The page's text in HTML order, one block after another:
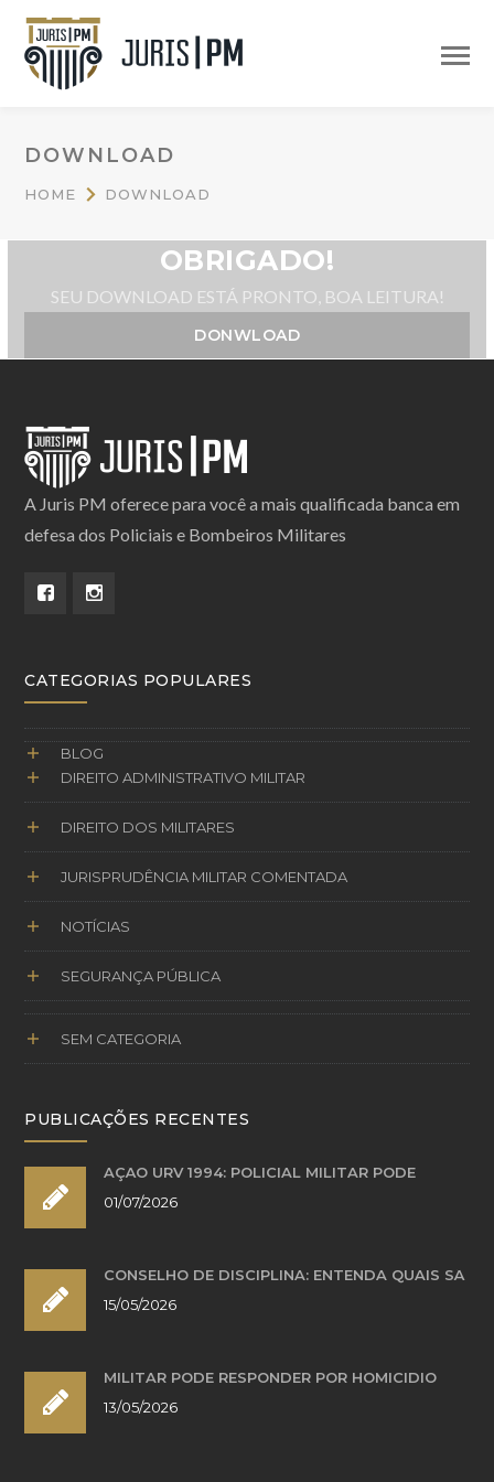
DOWNLOAD
HOME DOWNLOAD
OBRIGADO!
SEU DOWNLOAD ESTÁ PRONTO, BOA LEITURA!
DONWLOAD
A Juris PM oferece para você a mais qualificada banca em
defesa dos Policiais e Bombeiros Militares
CATEGORIAS POPULARES
BLOG
DIREITO ADMINISTRATIVO MILITAR
DIREITO DOS MILITARES
JURISPRUDÊNCIA MILITAR COMENTADA
NOTÍCIAS
SEGURANÇA PÚBLICA
SEM CATEGORIA
PUBLICAÇÕES RECENTES
AÇÃO URV 1994: POLICIAL MILITAR PODE
01/07/2026
CONSELHO DE DISCIPLINA: ENTENDA QUAIS SÃ
15/05/2026
MILITAR PODE RESPONDER POR HOMICÍDIO
13/05/2026